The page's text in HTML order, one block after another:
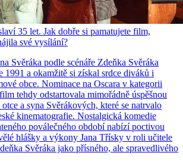
35 let. Jak dobře si pamatujete film,
své vysílání?
Svěráka podle scénáře Zdeňka Svěráka
1991 a okamžitě si získal srdce diváků i
obce. Nominace na Oscara v kategorii
tehdy odstartovala mimořádně úspěšnou
a syna Svěrákových, které se natrvalo
kinematografie. Nostalgická komedie
poválečného období nabízí poctivou
hlášky a výkony Jana Třísky v roli učitele
Svěráka jako přísného, ale spravedlivého